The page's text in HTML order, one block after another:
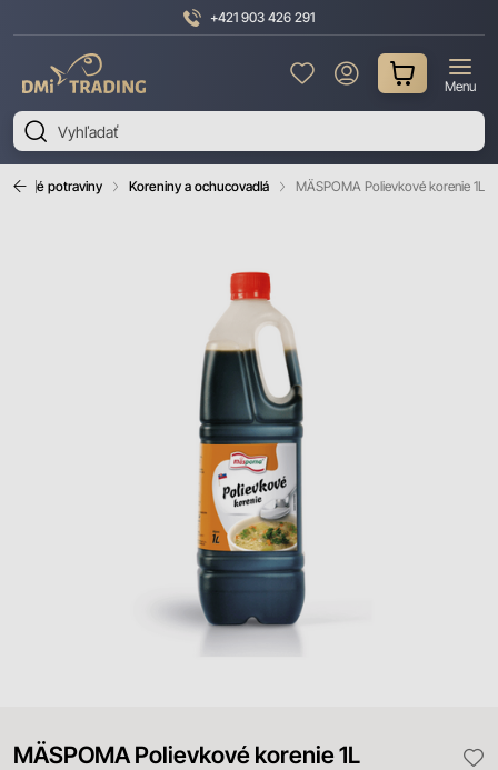
+421 903 426 291
Trading
Menu
potraviny Koreniny a ochucovadlá MÄSPOMA Polievkové korenie 1L
MÄSPOMA Polievkové korenie 1L